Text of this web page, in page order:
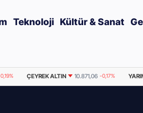
Teknoloji Kültür & Sanat
ÇEYREK ALTIN 10.871,06 -0,17%